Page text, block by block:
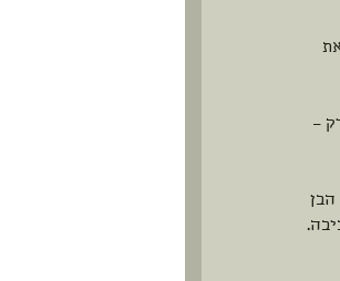
–
הבן